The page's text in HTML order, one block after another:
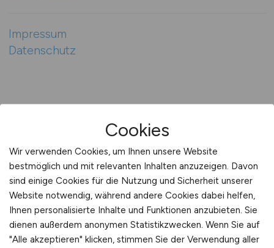
Impressum
Datenschutz
KLINIK.JOBS
Cookies
Wir verwenden Cookies, um Ihnen unsere Website
bestmöglich und mit relevanten Inhalten anzuzeigen. Davon
sind einige Cookies für die Nutzung und Sicherheit unserer
Website notwendig, während andere Cookies dabei helfen,
Ihnen personalisierte Inhalte und Funktionen anzubieten. Sie
dienen außerdem anonymen Statistikzwecken. Wenn Sie auf
"Alle akzeptieren" klicken, stimmen Sie der Verwendung aller